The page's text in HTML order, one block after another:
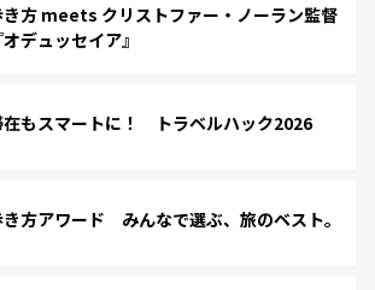
方 meets クリストファー・ノーラン監督
デュッセイア』
在もスマートに！ トラベルハック2026
方アワード みんなで選ぶ、旅のベスト。